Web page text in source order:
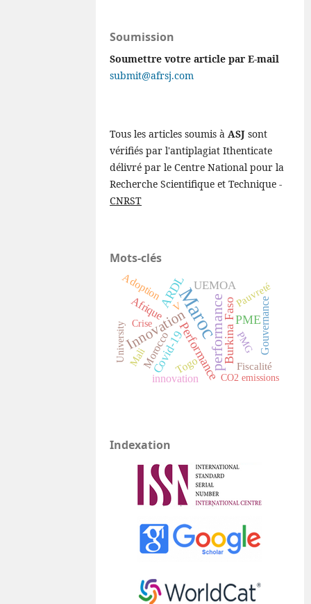
Soumission
Soumettre votre article par E-mail
submit@afrsj.com
Tous les articles soumis àASJ sont
vérifiés par l'antiplagiat Ithenticate
délivré par le Centre National pour la
Recherche Scientifique et Technique -
CNRST
Mots-clés
Maroc
performance
InnovationPerformanceBurkina Faso
ARDL
PME
Covid-19
UEMOA
Afrique Gouvernance
Morocco
Adoption
innovation
Togo
Pauvreté
Fiscalité
V
Mali
PMG
CO2 emissions
University Crise
Indexation